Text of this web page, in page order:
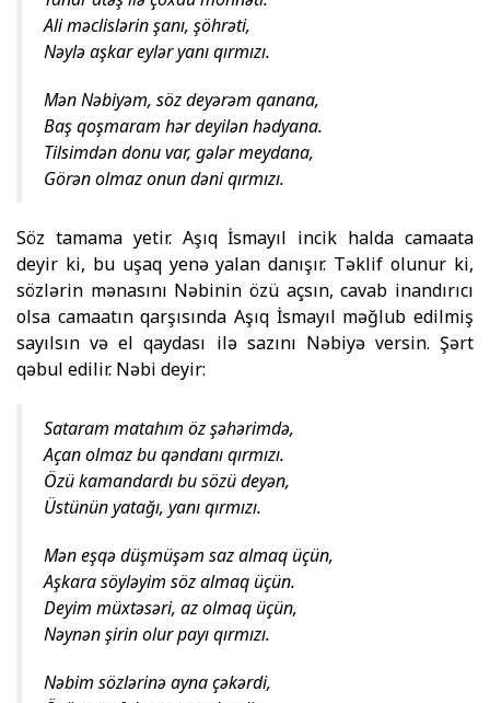
Ali məclislərin şanı, şöhrəti,
Nəylə aşkar eylər yanı qırmızı.
Mən Nəbiyəm, söz deyərəm qanana,
Baş qoşmaram hər deyilən hədyana.
Tilsimdən donu var, gələr meydana,
Görən olmaz onun dəni qırmızı.
Söz tamama yetir. Aşıq İsmayıl incik halda camaata
deyir ki, bu uşaq yenə yalan danışır. Təklif olunur ki,
sözlərin mənasını Nəbinin özü açsın, cavab inandırıcı
olsa camaatın qarşısında Aşıq İsmayıl məğlub edilmiş
sayılsın və el qaydası ilə sazını Nəbiyə versin. Şərt
qəbul edilir. Nəbi deyir:
Sataram matahım öz şəhərimdə,
Açan olmaz bu qəndanı qırmızı.
Özü kamandardı bu sözü deyən,
Üstünün yatağı, yanı qırmızı.
Mən eşqə düşmüşəm saz almaq üçün,
Aşkara söyləyim söz almaq üçün.
Deyim müxtəsəri, az olmaq üçün,
Nəynən şirin olur payı qırmızı.
Nəbim sözlərinə ayna çəkərdi,